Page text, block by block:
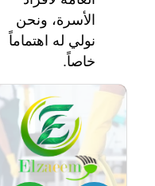
الأسرة، ونحن
نولي له اهتماماً
خاصاً.